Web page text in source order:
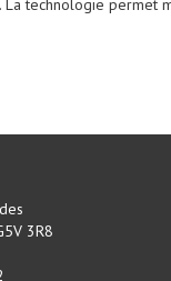
technologie
3R8